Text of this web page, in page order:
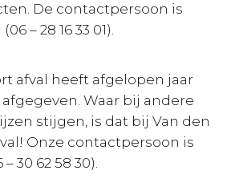
De contactpersoon is
– 28 16 33 01).
afval heeft afgelopen jaar
Waar bij andere
stijgen, is dat bij Van den
Onze contactpersoon is
30 62 58 30).